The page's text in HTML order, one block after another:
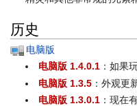
历史
电脑版
电脑版 1.4.0.1 ：如果
电脑版 1.3.5 ：外观更
电脑版 1.3.0.1 ：现在